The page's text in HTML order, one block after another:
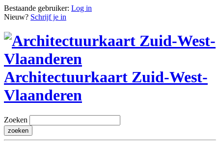
Bestaande gebruiker: Log in
Nieuw? Schrijf je in
Architectuurkaart Zuid-West-
Vlaanderen
Zoeken